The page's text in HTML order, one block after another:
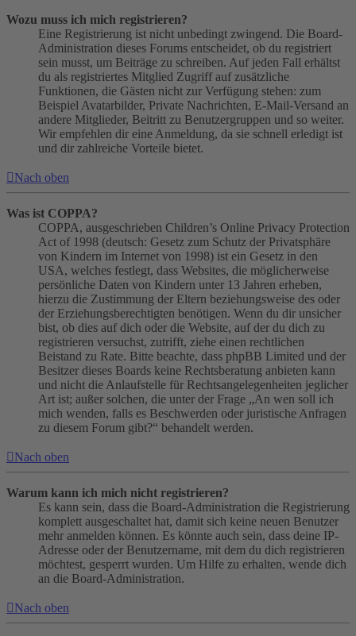
Wozu muss ich mich registrieren?
Eine Registrierung ist nicht unbedingt zwingend. Die Board-
Administration dieses Forums entscheidet, ob du registriert
sein musst, um Beiträge zu schreiben. Auf jeden Fall erhältst
du als registriertes Mitglied Zugriff auf zusätzliche
Funktionen, die Gästen nicht zur Verfügung stehen: zum
Beispiel Avatarbilder, Private Nachrichten, E-Mail-Versand an
andere Mitglieder, Beitritt zu Benutzergruppen und so weiter.
Wir empfehlen dir eine Anmeldung, da sie schnell erledigt ist
und dir zahlreiche Vorteile bietet.
Nach oben
Was ist COPPA?
COPPA, ausgeschrieben Children’s Online Privacy Protection
Act of 1998 (deutsch: Gesetz zum Schutz der Privatsphäre
von Kindern im Internet von 1998) ist ein Gesetz in den
USA, welches festlegt, dass Websites, die möglicherweise
persönliche Daten von Kindern unter 13 Jahren erheben,
hierzu die Zustimmung der Eltern beziehungsweise des oder
der Erziehungsberechtigten benötigen. Wenn du dir unsicher
bist, ob dies auf dich oder die Website, auf der du dich zu
registrieren versuchst, zutrifft, ziehe einen rechtlichen
Beistand zu Rate. Bitte beachte, dass phpBB Limited und der
Besitzer dieses Boards keine Rechtsberatung anbieten kann
und nicht die Anlaufstelle für Rechtsangelegenheiten jeglicher
Art ist; außer solchen, die unter der Frage „An wen soll ich
mich wenden, falls es Beschwerden oder juristische Anfragen
zu diesem Forum gibt?“ behandelt werden.
Nach oben
Warum kann ich mich nicht registrieren?
Es kann sein, dass die Board-Administration die Registrierung
komplett ausgeschaltet hat, damit sich keine neuen Benutzer
mehr anmelden können. Es könnte auch sein, dass deine IP-
Adresse oder der Benutzername, mit dem du dich registrieren
möchtest, gesperrt wurden. Um Hilfe zu erhalten, wende dich
an die Board-Administration.
Nach oben